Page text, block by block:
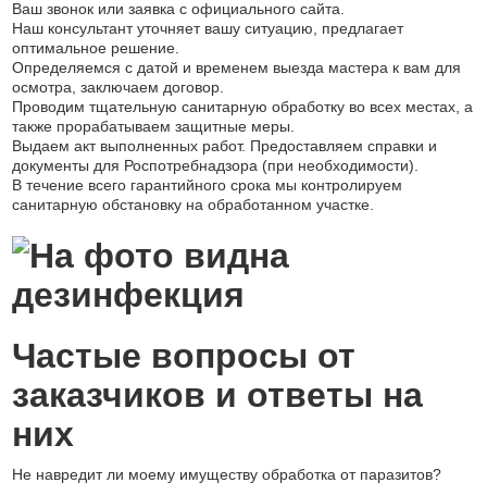
Ваш звонок или заявка с официального сайта.
Наш консультант уточняет вашу ситуацию, предлагает
оптимальное решение.
Определяемся с датой и временем выезда мастера к вам для
осмотра, заключаем договор.
Проводим тщательную санитарную обработку во всех местах, а
также прорабатываем защитные меры.
Выдаем акт выполненных работ. Предоставляем справки и
документы для Роспотребнадзора (при необходимости).
В течение всего гарантийного срока мы контролируем
санитарную обстановку на обработанном участке.
Частые вопросы от
заказчиков и ответы на
них
Не навредит ли моему имуществу обработка от паразитов?